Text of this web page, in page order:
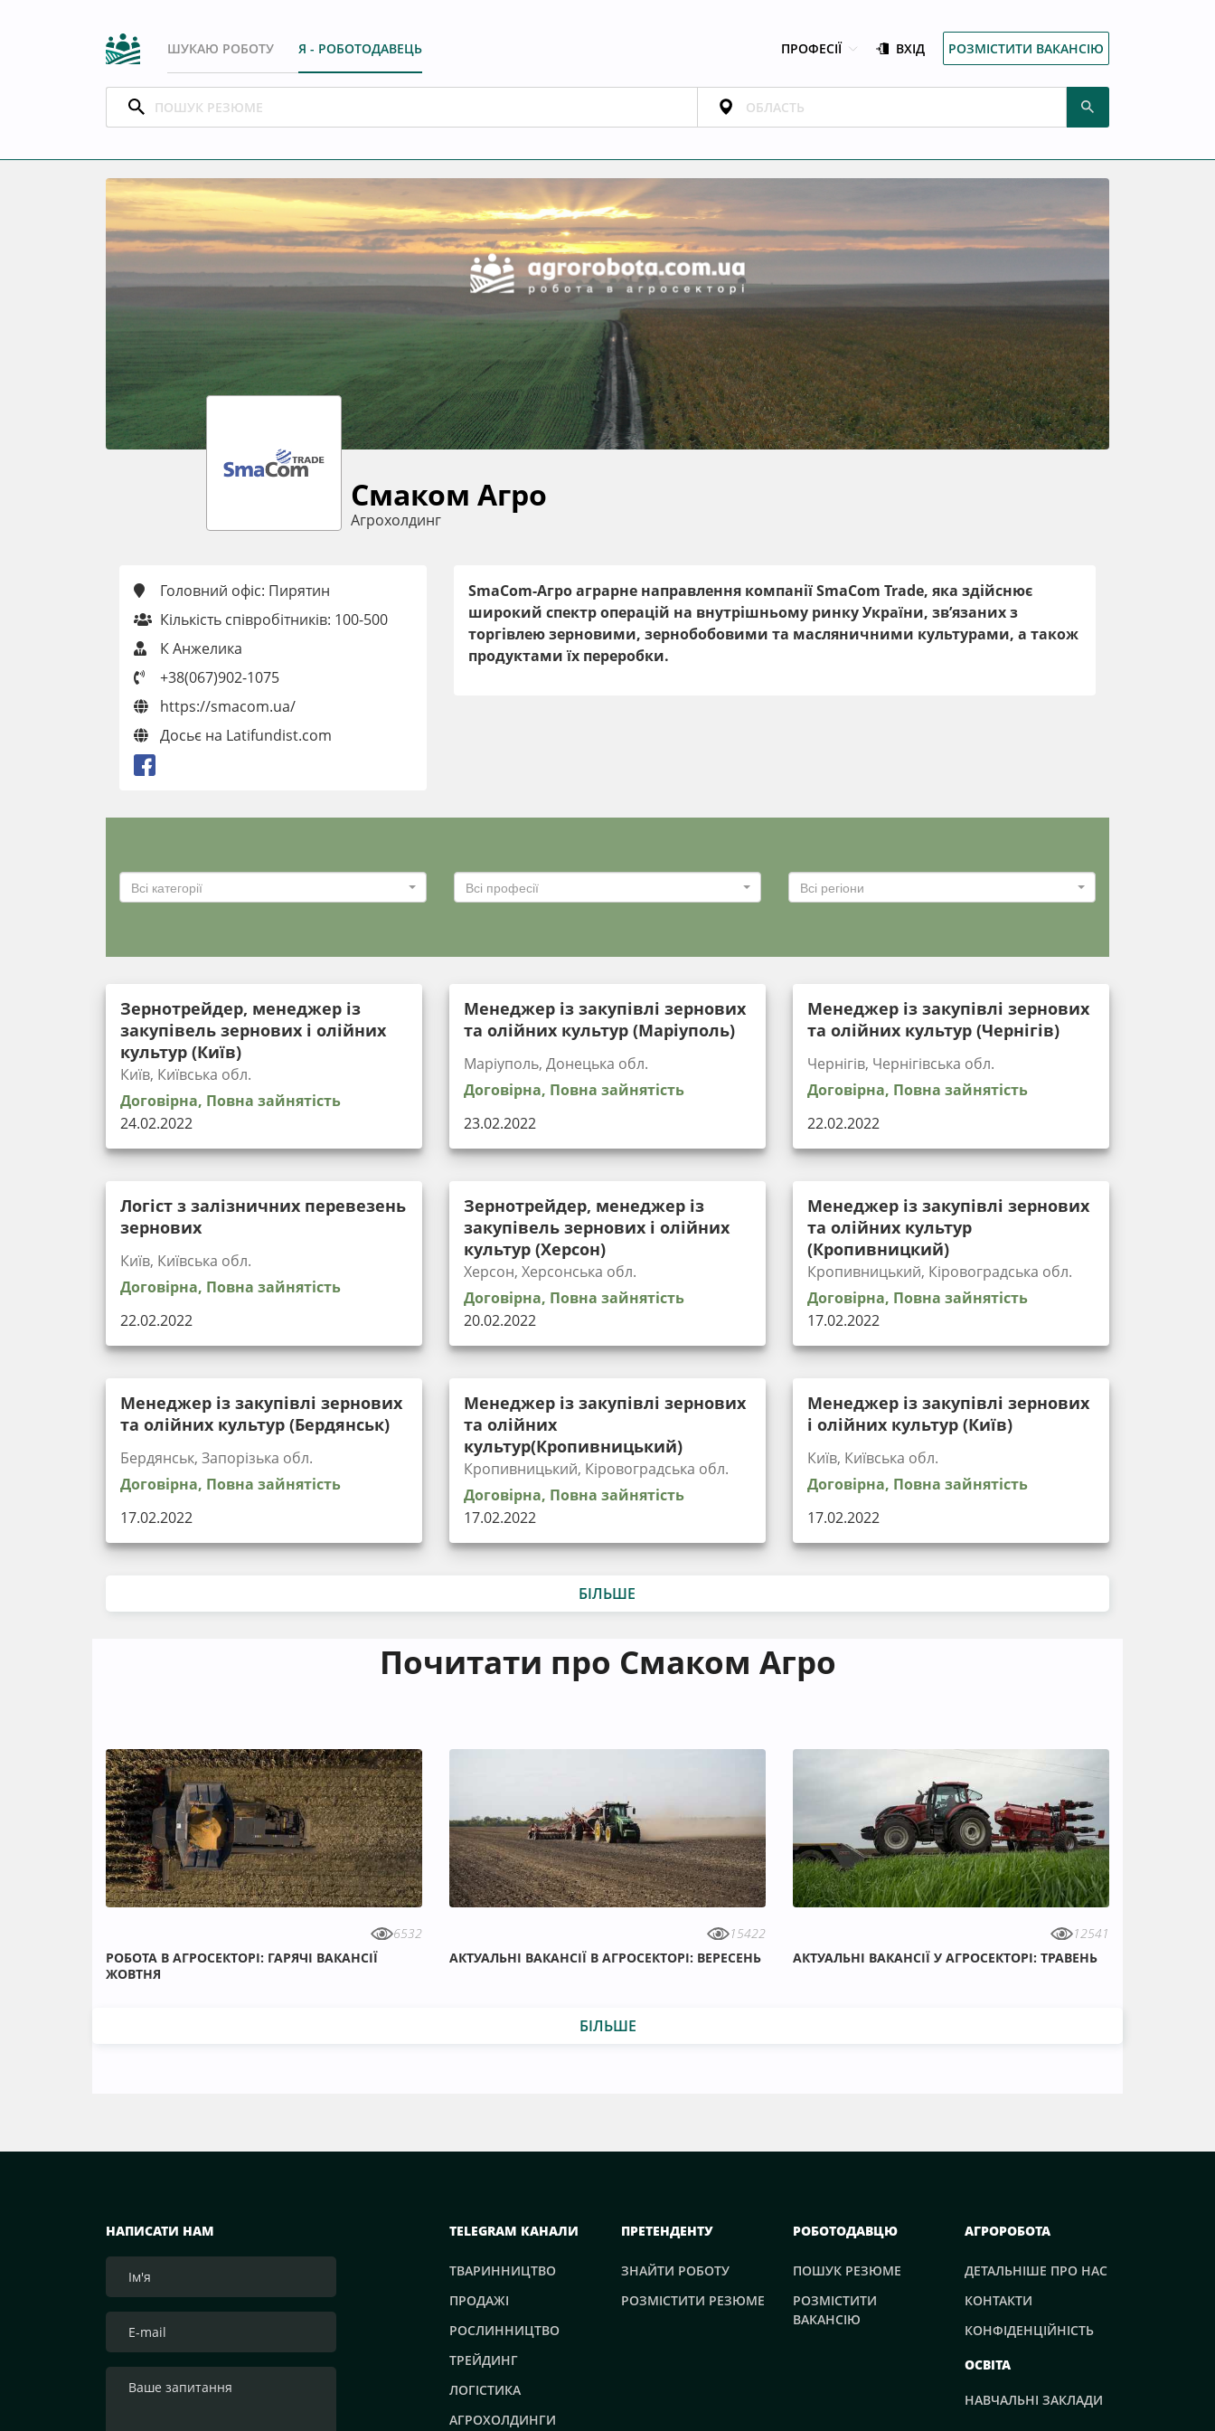
ШУКАЮ РОБОТУ Я - РОБОТОДАВЕЦЬ ПРОФЕСІЇ ВХІД РОЗМІСТИТИ ВАКАНСІЮ
Смаком Агро
Агрохолдинг
Головний офіс: Пирятин
Кількість співробітників: 100-500
К Анжелика
+38(067)902-1075
https://smacom.ua/
Досьє на Latifundist.com
SmaCom-Агро аграрне направлення компанії SmaCom Trade, яка здійснює
широкий спектр операцій на внутрішньому ринку України, зв’язаних з
торгівлею зерновими, зернобобовими та масляничними культурами, а також
продуктами їх переробки.
Всі категорії Всі професії Всі регіони
Зернотрейдер, менеджер із
закупівель зернових і олійних
культур (Київ)
Київ, Київська обл.
Договірна, Повна зайнятість
24.02.2022
Менеджер із закупівлі зернових
та олійних культур (Маріуполь)
Маріуполь, Донецька обл.
Договірна, Повна зайнятість
23.02.2022
Менеджер із закупівлі зернових
та олійних культур (Чернігів)
Чернігів, Чернігівська обл.
Договірна, Повна зайнятість
22.02.2022
Логіст з залізничних перевезень
зернових
Київ, Київська обл.
Договірна, Повна зайнятість
22.02.2022
Зернотрейдер, менеджер із
закупівель зернових і олійних
культур (Херсон)
Херсон, Херсонська обл.
Договірна, Повна зайнятість
20.02.2022
Менеджер із закупівлі зернових
та олійних культур
(Кропивницкий)
Кропивницький, Кіровоградська обл.
Договірна, Повна зайнятість
17.02.2022
Менеджер із закупівлі зернових
та олійних культур (Бердянськ)
Бердянськ, Запорізька обл.
Договірна, Повна зайнятість
17.02.2022
Менеджер із закупівлі зернових
та олійних
культур(Кропивницький)
Кропивницький, Кіровоградська обл.
Договірна, Повна зайнятість
17.02.2022
Менеджер із закупівлі зернових
і олійних культур (Київ)
Київ, Київська обл.
Договірна, Повна зайнятість
17.02.2022
БІЛЬШЕ
Почитати про Смаком Агро
6532
РОБОТА В АГРОСЕКТОРІ: ГАРЯЧІ ВАКАНСІЇ
ЖОВТНЯ
15422
АКТУАЛЬНІ ВАКАНСІЇ В АГРОСЕКТОРІ: ВЕРЕСЕНЬ
12541
АКТУАЛЬНІ ВАКАНСІЇ У АГРОСЕКТОРІ: ТРАВЕНЬ
БІЛЬШЕ
НАПИСАТИ НАМ TELEGRAM КАНАЛИ
ТВАРИННИЦТВО
ПРОДАЖІ
РОСЛИННИЦТВО
ТРЕЙДИНГ
ЛОГІСТИКА
АГРОХОЛДИНГИ
ПРЕТЕНДЕНТУ
ЗНАЙТИ РОБОТУ
РОЗМІСТИТИ РЕЗЮМЕ
РОБОТОДАВЦЮ
ПОШУК РЕЗЮМЕ
РОЗМІСТИТИ
ВАКАНСІЮ
АГРОРОБОТА
ДЕТАЛЬНІШЕ ПРО НАС
КОНТАКТИ
КОНФІДЕНЦІЙНІСТЬ
ОСВІТА
НАВЧАЛЬНІ ЗАКЛАДИ